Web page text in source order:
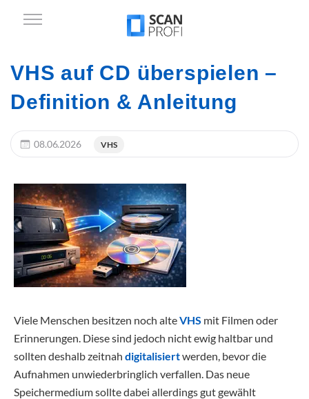
VHS auf CD überspielen –
Definition & Anleitung
08.06.2026 VHS
Viele Menschen besitzen noch alteVHS mit Filmen oder
Erinnerungen. Diese sind jedoch nicht ewig haltbar und
sollten deshalb zeitnah digitalisiertwerden, bevor die
Aufnahmen unwiederbringlich verfallen. Das neue
Speichermedium sollte dabei allerdings gut gewählt